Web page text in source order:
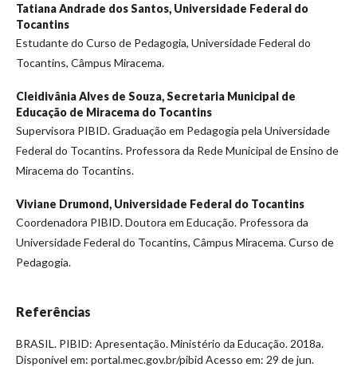
Tatiana Andrade dos Santos, Universidade Federal do
Tocantins
Estudante do Curso de Pedagogia, Universidade Federal do
Tocantins, Câmpus Miracema.
Cleidivânia Alves de Souza,Secretaria Municipal de
Educação de Miracema do Tocantins
Supervisora PIBID. Graduação em Pedagogia pela Universidade
Federal do Tocantins. Professora da Rede Municipal de Ensino de
Miracema do Tocantins.
Viviane Drumond, Universidade Federal do Tocantins
Coordenadora PIBID. Doutora em Educação. Professora da
Universidade Federal do Tocantins, Câmpus Miracema. Curso de
Pedagogia.
Referências
BRASIL. PIBID: Apresentação. Ministério da Educação. 2018a.
Disponível em: portal.mec.gov.br/pibid Acesso em: 29 de jun.